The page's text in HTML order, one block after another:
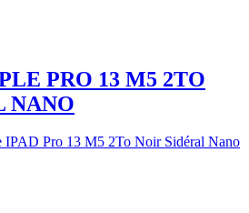
PRO 13 M5 2TO
NANO